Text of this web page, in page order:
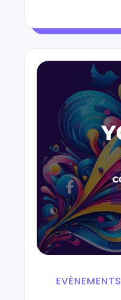
EVÈNEMENTS